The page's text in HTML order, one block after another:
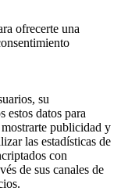
ofrecerte una
su
estos datos para
publicidad y
las estadísticas de
con
de sus canales de